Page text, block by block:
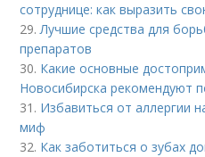
сотруднице: как выразить
29.Лучшие средства для
препаратов
30. Какие основные
Новосибирска рекомендуют
31. Избавиться от аллергии
миф
32. Как заботиться о зубах